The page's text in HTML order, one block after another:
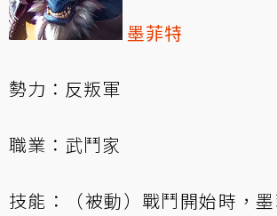
墨菲特
勢力：反叛軍
職業：武鬥家
技能：（被動）戰鬥開始時，